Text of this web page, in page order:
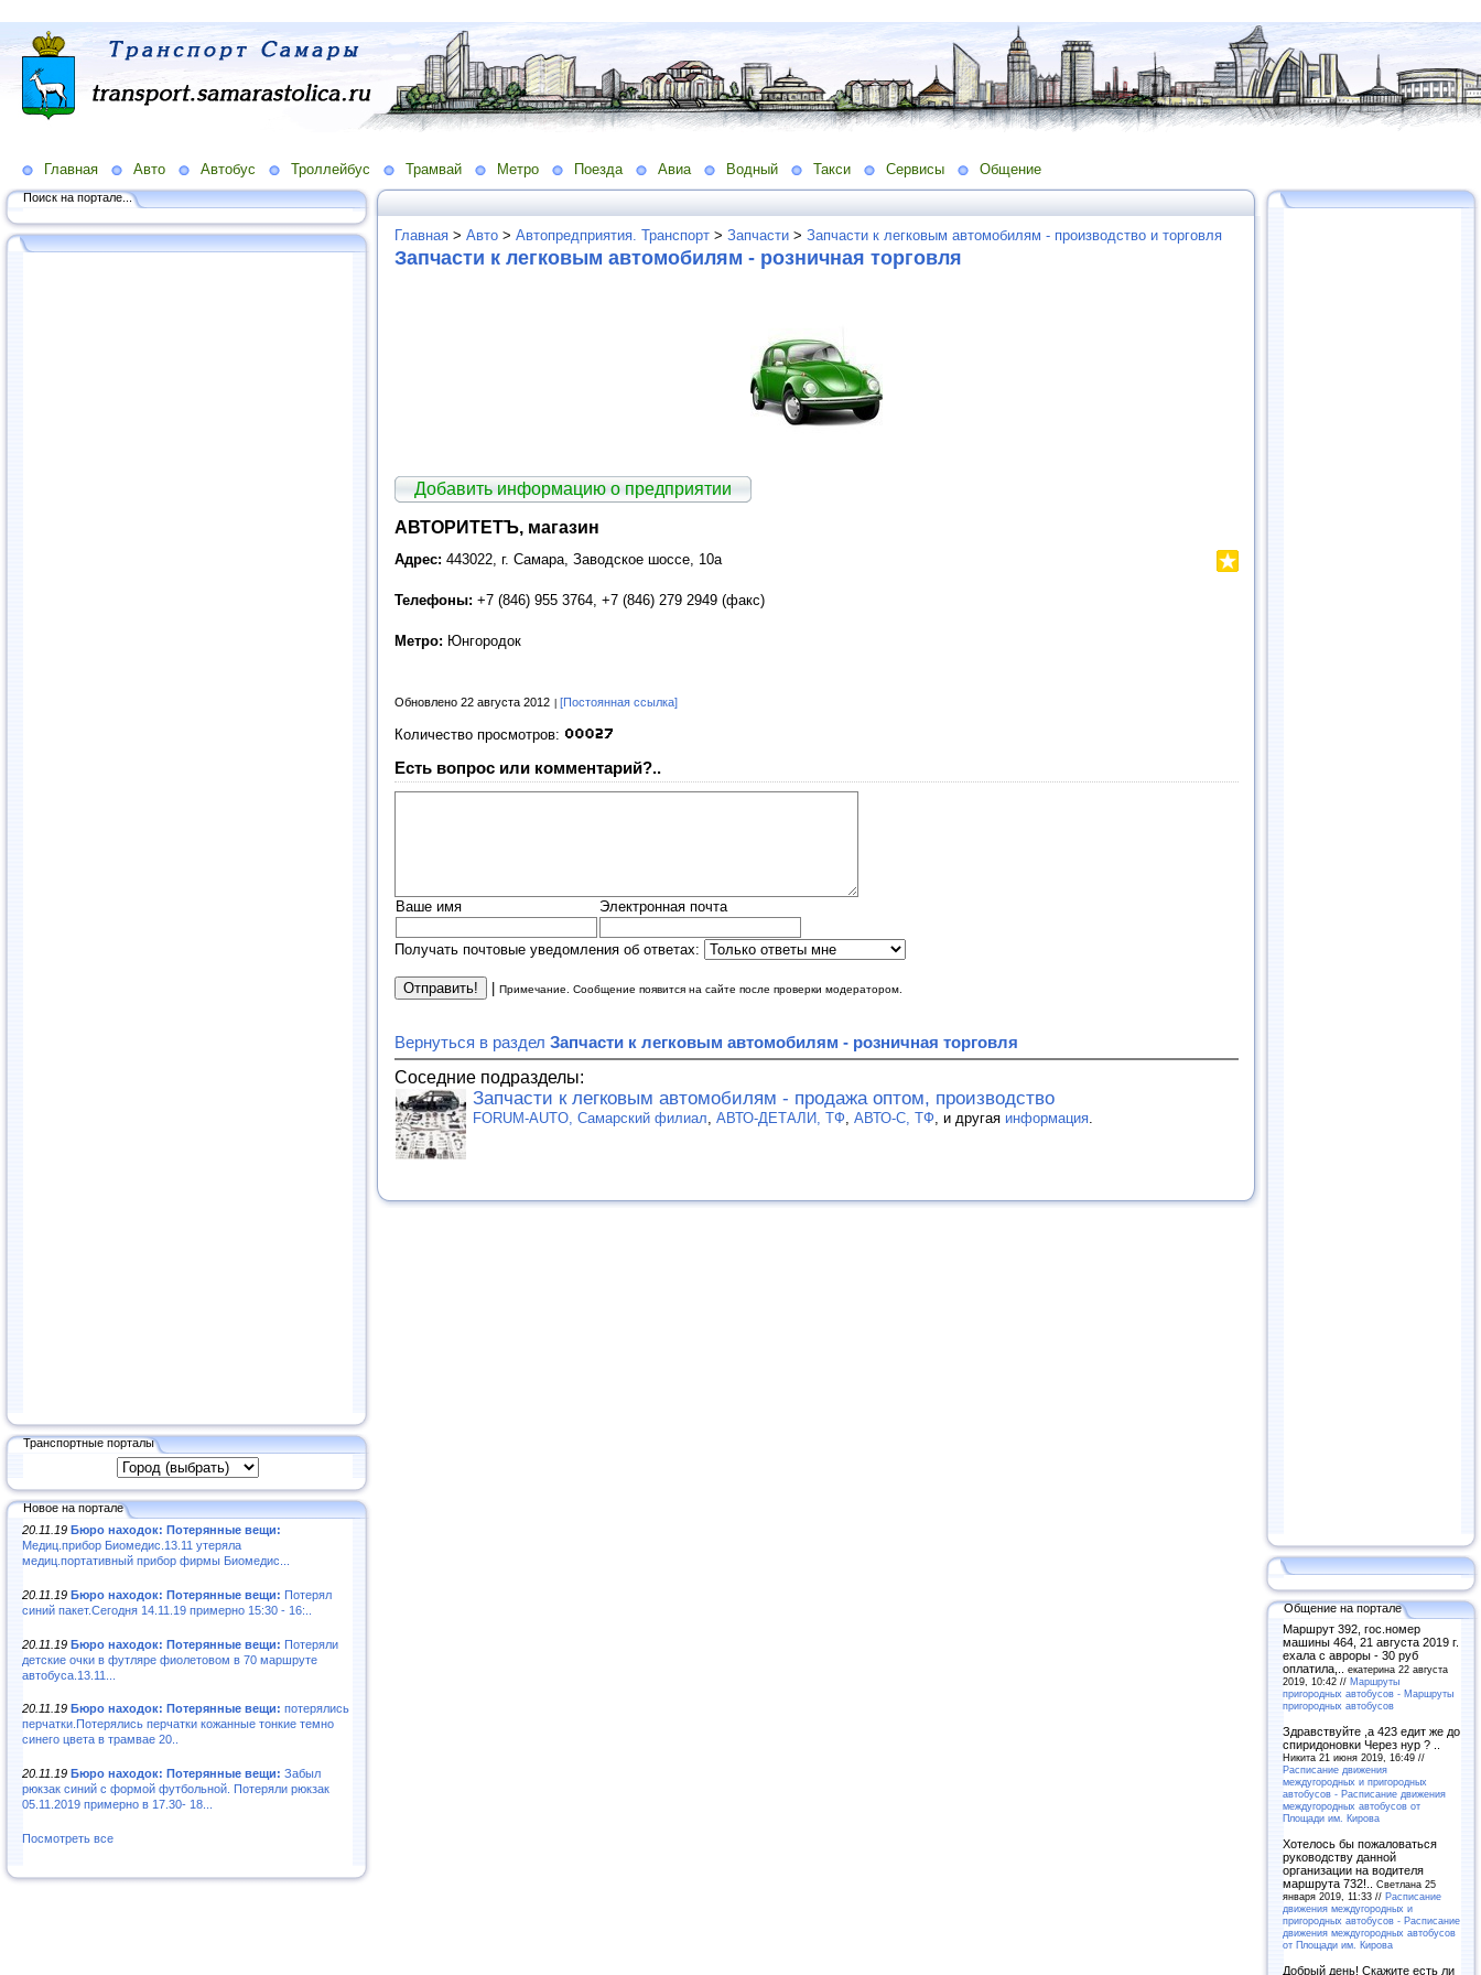
Главная Авто Автобус Троллейбус Трамвай Метро Поезда Авиа Водный Такси Сервисы Общение
Поиск на портале...
Транспортные порталы
Новое на портале
20.11.19 Бюро находок: Потерянные вещи:
Медиц.прибор Биомедис.13.11 утеряла
медиц.портативный прибор фирмы Биомедис...
20.11.19 Бюро находок: Потерянные вещи: Потерял
синий пакет.Сегодня 14.11.19 примерно 15:30 - 16:..
20.11.19 Бюро находок: Потерянные вещи: Потеряли
детские очки в футляре фиолетовом в 70 маршруте
автобуса.13.11...
20.11.19 Бюро находок: Потерянные вещи: потерялись
перчатки.Потерялись перчатки кожанные тонкие темно
синего цвета в трамвае 20..
20.11.19 Бюро находок: Потерянные вещи: Забыл
рюкзак синий с формой футбольной. Потеряли рюкзак
05.11.2019 примерно в 17.30- 18...
Посмотреть все
Главная > Авто > Автопредприятия. Транспорт > Запчасти > Запчасти к легковым автомобилям - производство и торговля
Запчасти к легковым автомобилям - розничная торговля
Добавить информацию о предприятии
АВТОРИТЕТЪ, магазин
Адрес: 443022, г. Самара, Заводское шоссе, 10а
Телефоны: +7 (846) 955 3764, +7 (846) 279 2949 (факс)
Метро: Юнгородок
Обновлено 22 августа 2012 [Постоянная ссылка]
Количество просмотров:
Есть вопрос или комментарий?..
Ваше имя Электронная почта
Получать почтовые уведомления об ответах:
Примечание. Сообщение появится на сайте после проверки модератором.
Вернуться в раздел Запчасти к легковым автомобилям - розничная торговля
Соседние подразделы:
Запчасти к легковым автомобилям - продажа оптом, производство
FORUM-AUTO, Самарский филиал АВТО-ДЕТАЛИ, ТФ АВТО-С, ТФ , и другая информация
Общение на портале
Маршрут 392, гос.номер
машины 464, 21 августа 2019 г.
ехала с авроры - 30 руб
оплатила,.. екатерина 22 августа
2019, 10:42 // Маршруты
пригородных автобусов - Маршруты
пригородных автобусов
Здравствуйте ,а 423 едит же до
спиридоновки Через нур ? ..
Никита 21 июня 2019, 16:49 //
Расписание движения
междугородных и пригородных
автобусов - Расписание движения
междугородных автобусов от
Площади им. Кирова
Хотелось бы пожаловаться
руководству данной
организации на водителя
маршрута 732!.. Светлана 25
января 2019, 11:33 // Расписание
движения междугородных и
пригородных автобусов - Расписание
движения междугородных автобусов
от Площади им. Кирова
Добрый день! Скажите есть ли